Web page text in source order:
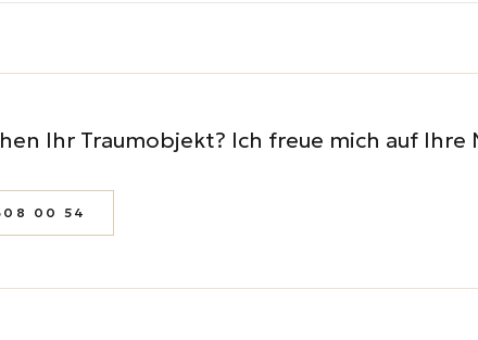
Ihr Traumobjekt? Ich freue mich auf
00 54